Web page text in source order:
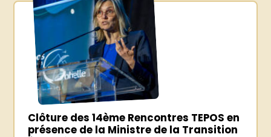
Clôture des 14ème Rencontres TEPOS en
présence de la Ministre de la Transition